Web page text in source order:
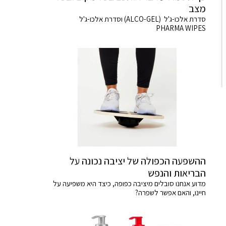
מצב
סדרת אלכו-ג'ל (ALCO-GEL) וסדרת אלכו-ג'ל
PHARMA WIPES
ההשפעה הכפולה של יציבה נכונה על
הבריאות והנפש
מדוע אנחנו סובלים מיציבה כפופה, כיצד היא משפיעה על
חיינו, והאם אפשר לשפרה?